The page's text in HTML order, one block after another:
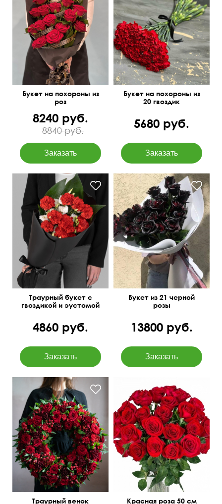
Цветы выложенны
каскадом, добавлена
траурная лента
Букет на похороны из
роз
8240 руб.
8840 руб.
Под черную ленту
Букет на похороны из
20 гвоздик
5680 руб.
Добавлены листья
аспидистры
Траурный букет с
гвоздикой и эустомой
4860 руб.
Дизайнерская упаковка
Букет из 21 черной
розы
13800 руб.
Роза, папоротник,
гвоздика, гиперикум,
альстромерия
Траурный венок Красная роза 50 см